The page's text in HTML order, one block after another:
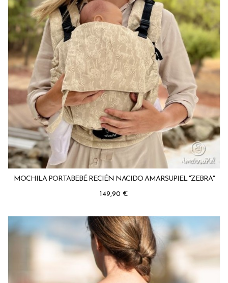
MOCHILA PORTABEBÉ RECIÉN NACIDO AMARSUPIEL "ZEBRA"
Precio
149,90 €